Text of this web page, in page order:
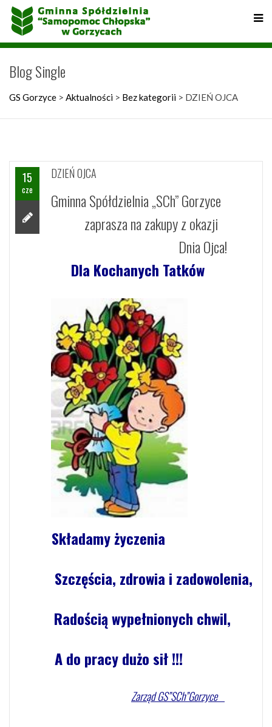
Blog Single
GS Gorzyce > Aktualności > Bez kategorii > DZIEŃ OJCA
15
cze
DZIEŃ OJCA
Gminna Spółdzielnia „SCh” Gorzyce
zaprasza na zakupy z okazji
Dnia Ojca!
Dla Kochanych Tatków
Składamy życzenia
Szczęścia, zdrowia i zadowolenia,
Radością wypełnionych chwil,
A do pracy dużo sił !!!
Zarząd GS”SCh”Gorzyce